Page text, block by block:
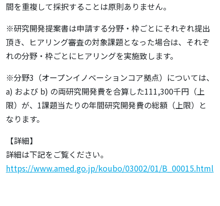
間を重複して採択することは原則ありません。
※研究開発提案書は申請する分野・枠ごとにそれぞれ提出
頂き、ヒアリング審査の対象課題となった場合は、それぞ
れの分野・枠ごとにヒアリングを実施致します。
※分野3（オープンイノベーションコア拠点）については、
a) および b) の両研究開発費を合算した111,300千円（上
限）が、1課題当たりの年間研究開発費の総額（上限）と
なります。
【詳細】
詳細は下記をご覧ください。
https://www.amed.go.jp/koubo/03002/01/B_00015.html